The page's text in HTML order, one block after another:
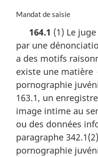
r
a
l
e
:
N
e
m
r
g
i
n
a
l
e
:
Mandat de saisie
164.1 (1) Le
par une
a des motifs
existe une
pornographie
163.1, un
image intime au
ou des données
paragraphe
pornographie